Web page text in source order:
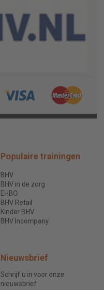
Populaire trainingen
BHV
BHV in de zorg
EHBO
BHV Retail
Kinder BHV
BHV Incompany
Nieuwsbrief
Schrijf u in voor onze
nieuwsbrief